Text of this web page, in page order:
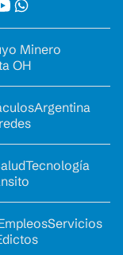
Minero
OH
Argentina
Tecnología
Servicios